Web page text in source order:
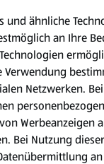
Einkäufe.
HOFER.
und ähnliche
an Ihre
Verwendung
Netzwerken.
Werbeanzeigen
Bei Nutzung